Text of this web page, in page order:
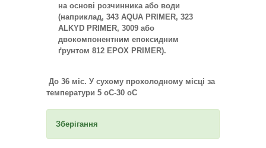
на основі розчинника або води
(наприклад, 343 AQUA PRIMER, 323
ALKYD PRIMER, 3009 або
двокомпонентним епоксидним
ґрунтом 812 EPOX PRIMER).
Зберігання
До 36 міс. У сухому прохолодному місці за
температури 5 oC-30 oC